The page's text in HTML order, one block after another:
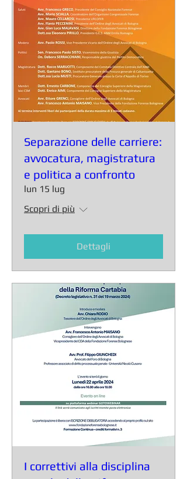
Separazione delle carriere:
avvocatura, magistratura
e politica a confronto
lun 15 lug
Scopri di più
Dettagli
I correttivi alla disciplina